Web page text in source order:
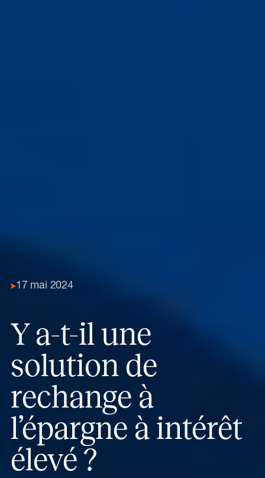
17 mai 2024
Y a-t-il une
solution de
rechange à
l’épargne à intérêt
élevé ?